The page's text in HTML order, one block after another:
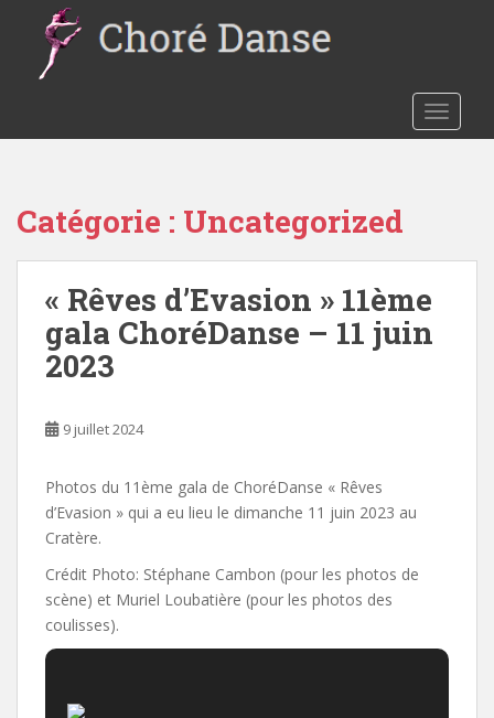
o
Catégorie : Uncategorized
« Rêves d’Evasion » 11ème
gala ChoréDanse – 11 juin
2023
9 juillet 2024
Photos du 11ème gala de ChoréDanse « Rêves
d’Evasion » qui a eu lieu le dimanche 11 juin 2023 au
Cratère.
Crédit Photo: Stéphane Cambon (pour les photos de
scène) et Muriel Loubatière (pour les photos des
coulisses).